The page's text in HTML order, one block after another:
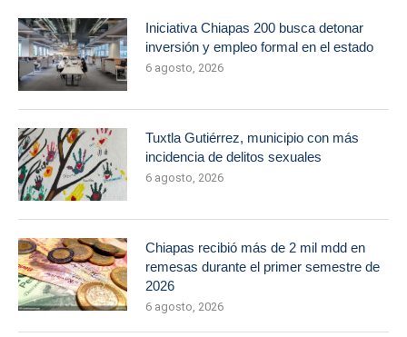
Iniciativa Chiapas 200 busca detonar
inversión y empleo formal en el estado
6 agosto, 2026
Tuxtla Gutiérrez, municipio con más
incidencia de delitos sexuales
6 agosto, 2026
Chiapas recibió más de 2 mil mdd en
remesas durante el primer semestre de
2026
6 agosto, 2026